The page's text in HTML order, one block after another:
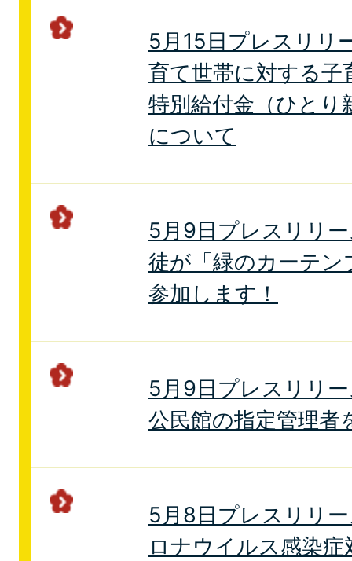
5月15日プレスリリ
育て世帯に対する子
特別給付金（ひとり
について
5月9日プレスリリ
徒が「緑のカーテ
参加します！
5月9日プレスリリ
公民館の指定管理者
5月8日プレスリリ
ロナウイルス感染